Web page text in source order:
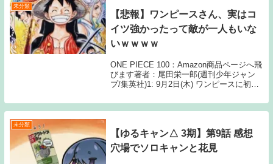
未分類
【悲報】ワンピースさん、実はコ
イツ強かったって敵が一人もいな
いｗｗｗｗ
ONE PIECE 100：Amazon商品ページへ飛
びます著者：尾田栄一郎(週刊少年ジャン
プ/集英社)1: 9月2日(木) ワンピースに初登
おらんよな強キャラは最初から強キャラ 2:
9月2日(木) ...
未分類
【ゆるキャン△ 3期】第9話 感想
穴場でソロキャンと花見